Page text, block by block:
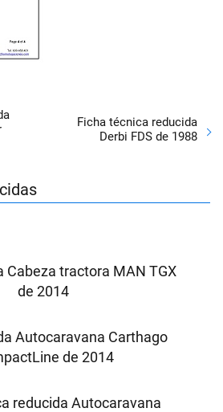
Ficha técnica reducida
Derbi FDS de 1988
Cabeza tractora MAN TGX
de 2014
Autocaravana Carthago
de 2014
reducida Autocaravana